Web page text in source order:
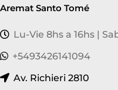
Aremat Santo Tomé
Lu-Vie 8hs a 16hs |
+5493426141094
Av. Richieri 2810